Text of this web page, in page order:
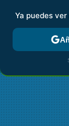
FISCALIDAD Y
Ya puedes